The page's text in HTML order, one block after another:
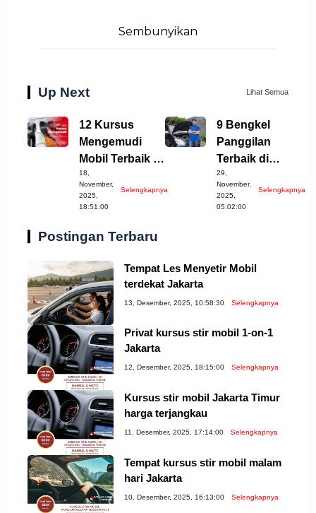
Sembunyikan
Up Next Lihat Semua
12 Kursus
Mengemudi
Mobil Terbaik di
Kota Banjar
Jabar
18,
November,
2025,
18:51:00
Selengkapnya
9 Bengkel
Panggilan
Terbaik di
Semarang yang
Harus
Diketahui!
29,
November,
2025,
05:02:00
Selengkapnya
Postingan Terbaru
Tempat Les Menyetir Mobil
terdekat Jakarta
13, Desember, 2025, 10:58:30 Selengkapnya
Privat kursus stir mobil 1-on-1
Jakarta
12, Desember, 2025, 18:15:00 Selengkapnya
Kursus stir mobil Jakarta Timur
harga terjangkau
11, Desember, 2025, 17:14:00 Selengkapnya
Tempat kursus stir mobil malam
hari Jakarta
10, Desember, 2025, 16:13:00 Selengkapnya